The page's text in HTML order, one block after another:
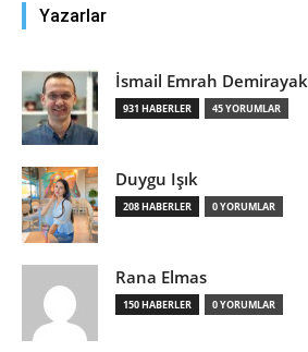
Yazarlar
İsmail Emrah Demirayak
931 HABERLER 45 YORUMLAR
Duygu Işık
208 HABERLER 0 YORUMLAR
Rana Elmas
150 HABERLER 0 YORUMLAR